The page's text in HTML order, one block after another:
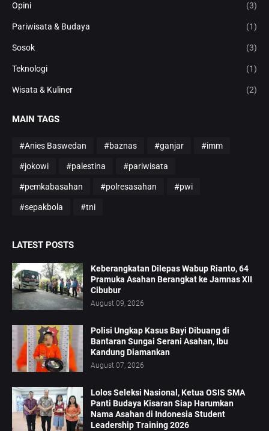
Opini (3)
Pariwisata & Budaya (1)
Sosok (3)
Teknologi (1)
Wisata & Kuliner (2)
MAIN TAGS
#Anies Baswedan #baznas #ganjar #imm
#jokowi #palestina #pariwisata
#pemkabasahan #polresasahan #pwi
#sepakbola #tni
LATEST POSTS
Keberangkatan Dilepas Wabup Rianto, 64
Pramuka Asahan Berangkat ke Jamnas XII
Cibubur
August 09, 2026
Polisi Ungkap Kasus Bayi Dibuang di
Bantaran Sungai Serani Asahan, Ibu
Kandung Diamankan
August 07, 2026
Lolos Seleksi Nasional, Ketua OSIS SMA
Panti Budaya Kisaran Siap Harumkan
Nama Asahan di Indonesia Student
Leadership Training 2026